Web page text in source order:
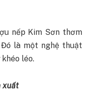
nếp Kim Sơn thơm
Đó là một nghệ thuật
léo.
xuất